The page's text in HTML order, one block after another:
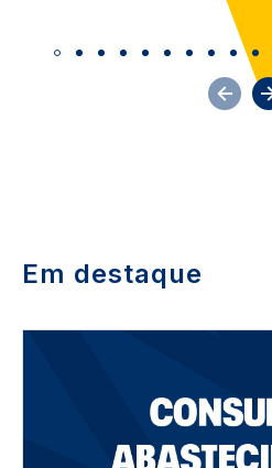
Em destaque